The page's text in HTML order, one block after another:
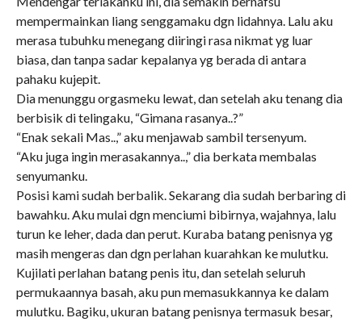
mempermainkan liang senggamaku dgn lidahnya. Lalu aku
merasa tubuhku menegang diiringi rasa nikmat yg luar
biasa, dan tanpa sadar kepalanya yg berada di antara
pahaku kujepit.
Dia menunggu orgasmeku lewat, dan setelah aku tenang dia
berbisik di telingaku, “Gimana rasanya..?”
“Enak sekali Mas..,” aku menjawab sambil tersenyum.
“Aku juga ingin merasakannya..,” dia berkata membalas
senyumanku.
Posisi kami sudah berbalik. Sekarang dia sudah berbaring di
bawahku. Aku mulai dgn menciumi bibirnya, wajahnya, lalu
turun ke leher, dada dan perut. Kuraba batang penisnya yg
masih mengeras dan dgn perlahan kuarahkan ke mulutku.
Kujilati perlahan batang penis itu, dan setelah seluruh
permukaannya basah, aku pun memasukkannya ke dalam
mulutku. Bagiku, ukuran batang penisnya termasuk besar,